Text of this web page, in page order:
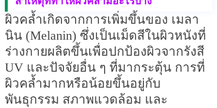
ผิวคล้ำเกิดจากการเพิ่มขึ้นของ เมลา
นิน (Melanin) ซึ่งเป็นเม็ดสีในผิวหนังที่
ร่างกายผลิตขึ้นเพื่อปกป้องผิวจากรังสี
UV และปัจจัยอื่น ๆ ที่มากระตุ้น การที่
ผิวคล้ำมากหรือน้อยขึ้นอยู่กับ
พันธุกรรม สภาพแวดล้อม และ